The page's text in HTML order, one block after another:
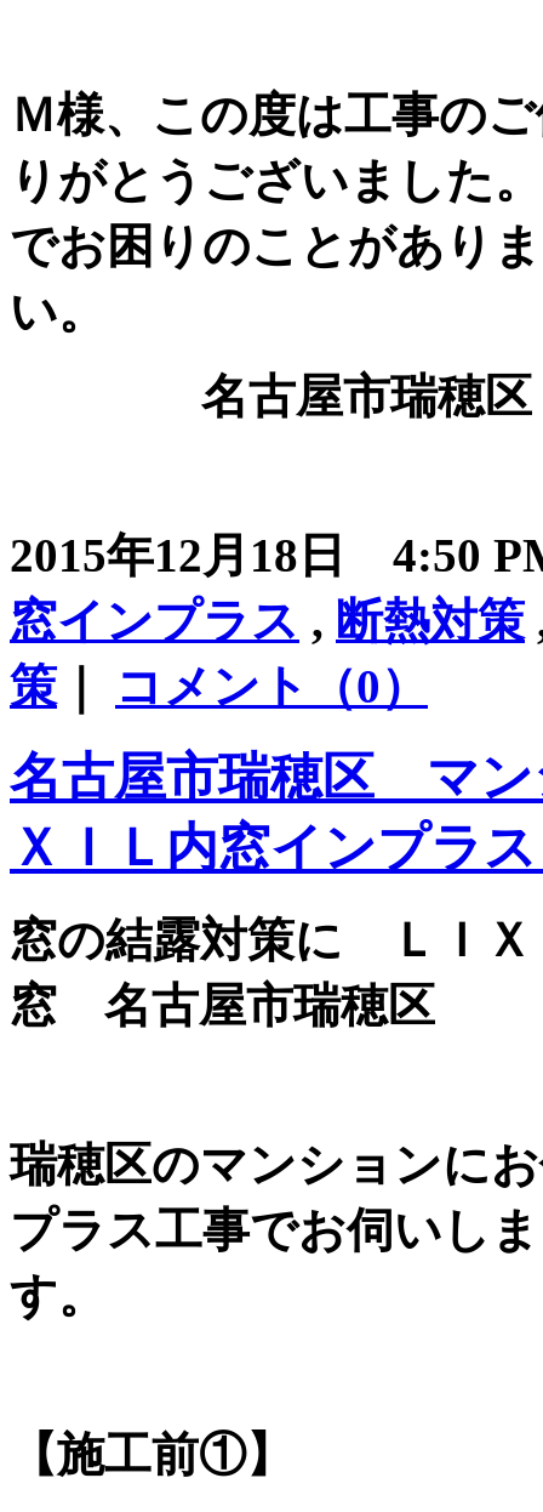
Ｍ様、この度は工事の
りがとうございました
でお困りのことがあり
い。
名古屋市瑞穂
2015年12月18日 4:50
窓インプラス , 断熱対策
策
コメント（0）
名古屋市瑞穂区 マ
ＸＩＬ内窓インプラ
窓の結露対策に ＬＩ
窓 名古屋市瑞穂区
瑞穂区のマンションに
プラス工事でお伺いし
す。
【施工前①】